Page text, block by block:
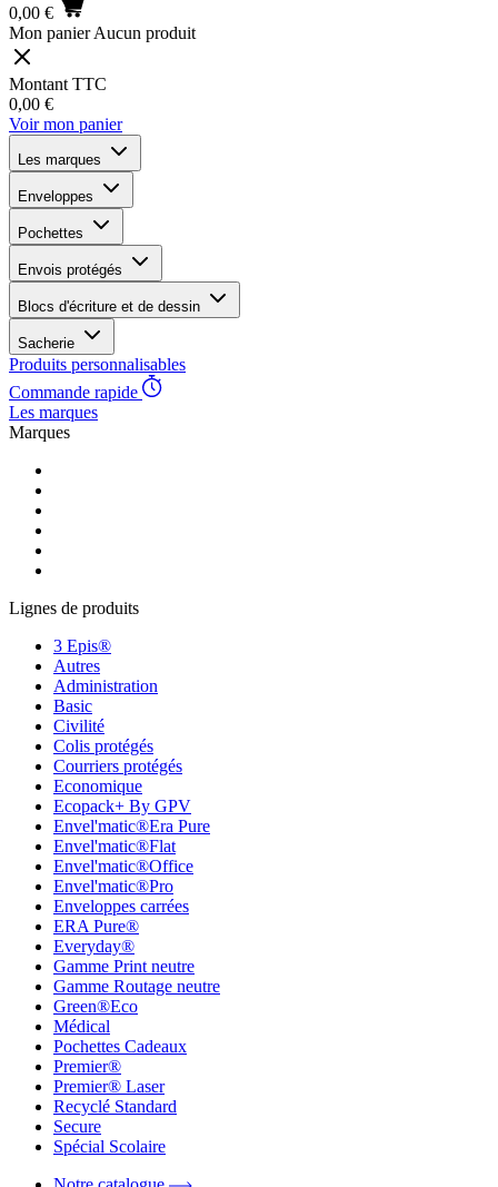
0,00 €
Mon panier Aucun produit
Montant TTC
0,00 €
Voir mon panier
Les marques
Enveloppes
Pochettes
Envois protégés
Blocs d'écriture et de dessin
Sacherie
Produits personnalisables
Commande rapide
Les marques
Marques
Lignes de produits
3 Epis®
Autres
Administration
Basic
Civilité
Colis protégés
Courriers protégés
Economique
Ecopack+ By GPV
Envel'matic®Era Pure
Envel'matic®Flat
Envel'matic®Office
Envel'matic®Pro
Enveloppes carrées
ERA Pure®
Everyday®
Gamme Print neutre
Gamme Routage neutre
Green®Eco
Médical
Pochettes Cadeaux
Premier®
Premier® Laser
Recyclé Standard
Secure
Spécial Scolaire